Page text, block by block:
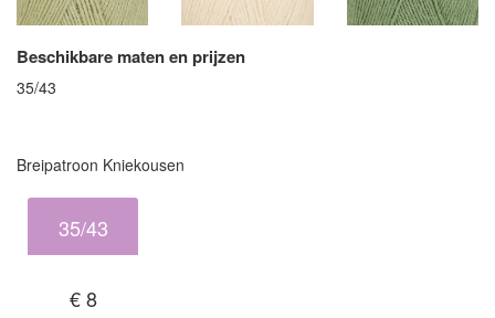
Beschikbare maten en prijzen
35/43
Breipatroon Kniekousen
35/43
€ 8